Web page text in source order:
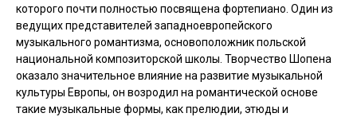
которого почти полностью посвящена фортепиано. Один из
ведущих представителей западноевропейского
музыкального романтизма, основоположник польской
национальной композиторской школы. Творчество Шопена
оказало значительное влияние на развитие музыкальной
культуры Европы, он возродил на романтической основе
такие музыкальные формы, как прелюдии, этюды и